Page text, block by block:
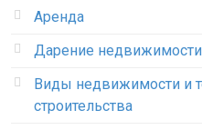
Аренда
Дарение недвижимости
Виды недвижимости и
строительства